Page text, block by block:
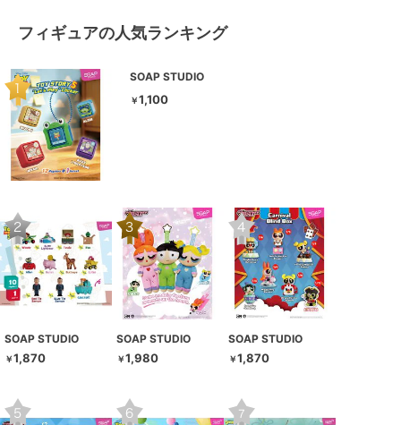
フィギュアの人気ランキング
SOAP STUDIO
￥1,100
SOAP STUDIO
￥1,870
SOAP STUDIO
￥1,980
SOAP STUDIO
￥1,870